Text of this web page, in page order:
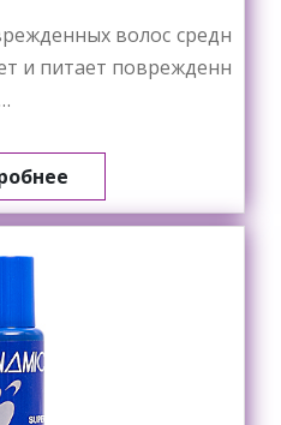
волос средн
и питает поврежденн